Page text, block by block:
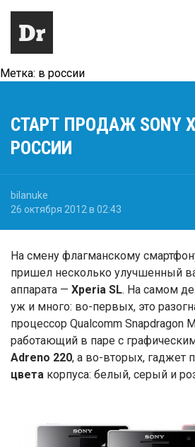
Метка: в россии
СТАРТ ПРОДАЖ SONY
РОССИИ
bilanuke
26 октября 2012 в 02:43
На смену флагманскому
пришел несколько улучшенный
аппарата — Xperia SL. На самом
уж и много: во-первых, это
процессор Qualcomm Snapdragon
работающий в паре с
Adreno 220, а во-вторых, гаджет
цвета корпуса: белый, серый и